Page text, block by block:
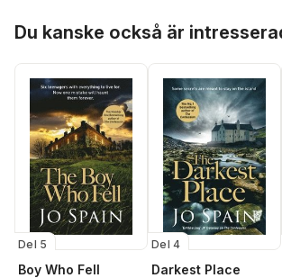
Du kanske också är
Del 5
Boy Who Fell
Del 4
Darkest Place